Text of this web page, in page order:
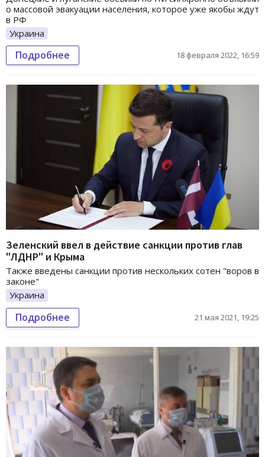
о массовой эвакуации населения, которое уже якобы ждут
в РФ
Украина
Подробнее 18 февраля 2022, 16:59
Зеленский ввел в действие санкции против глав
"ЛДНР" и Крыма
Также введены санкции против нескольких сотен "воров в
законе"
Украина
Подробнее 21 мая 2021, 19:25